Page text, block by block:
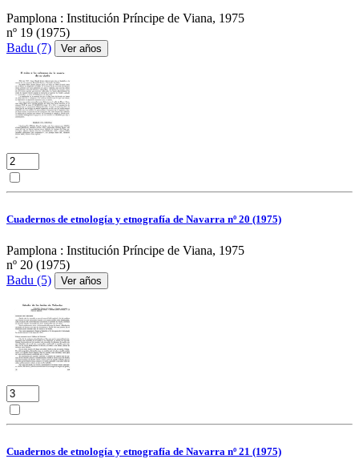
Pamplona : Institución Príncipe de Viana, 1975
nº 19 (1975)
Badu (7)
Ver años
Cuadernos de etnología y etnografía de Navarra nº 20 (1975)
Pamplona : Institución Príncipe de Viana, 1975
nº 20 (1975)
Badu (5)
Ver años
Cuadernos de etnología y etnografía de Navarra nº 21 (1975)